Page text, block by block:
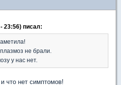
23:56) писал:
не брали.
у нас нет.
что нет симптомов!